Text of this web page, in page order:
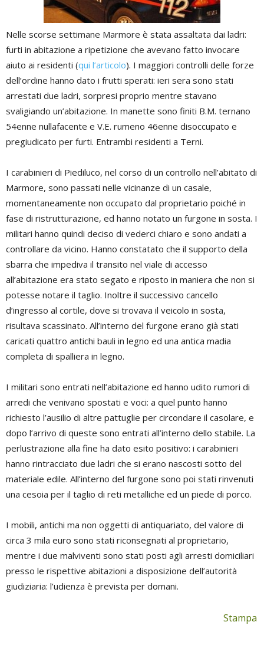
Nelle scorse settimane Marmore è stata assaltata dai ladri:
furti in abitazione a ripetizione che avevano fatto invocare
aiuto ai residenti (qui l’articolo). I maggiori controlli delle forze
dell’ordine hanno dato i frutti sperati: ieri sera sono stati
arrestati due ladri, sorpresi proprio mentre stavano
svaligiando un’abitazione. In manette sono finiti B.M. ternano
54enne nullafacente e V.E. rumeno 46enne disoccupato e
pregiudicato per furti. Entrambi residenti a Terni.
I carabinieri di Piediluco, nel corso di un controllo nell’abitato di
Marmore, sono passati nelle vicinanze di un casale,
momentaneamente non occupato dal proprietario poiché in
fase di ristrutturazione, ed hanno notato un furgone in sosta. I
militari hanno quindi deciso di vederci chiaro e sono andati a
controllare da vicino. Hanno constatato che il supporto della
sbarra che impediva il transito nel viale di accesso
all’abitazione era stato segato e riposto in maniera che non si
potesse notare il taglio. Inoltre il successivo cancello
d’ingresso al cortile, dove si trovava il veicolo in sosta,
risultava scassinato. All’interno del furgone erano già stati
caricati quattro antichi bauli in legno ed una antica madia
completa di spalliera in legno.
I militari sono entrati nell’abitazione ed hanno udito rumori di
arredi che venivano spostati e voci: a quel punto hanno
richiesto l’ausilio di altre pattuglie per circondare il casolare, e
dopo l’arrivo di queste sono entrati all’interno dello stabile. La
perlustrazione alla fine ha dato esito positivo: i carabinieri
hanno rintracciato due ladri che si erano nascosti sotto del
materiale edile. All’interno del furgone sono poi stati rinvenuti
una cesoia per il taglio di reti metalliche ed un piede di porco.
I mobili, antichi ma non oggetti di antiquariato, del valore di
circa 3 mila euro sono stati riconsegnati al proprietario,
mentre i due malviventi sono stati posti agli arresti domiciliari
presso le rispettive abitazioni a disposizione dell’autorità
giudiziaria: l’udienza è prevista per domani.
Stampa